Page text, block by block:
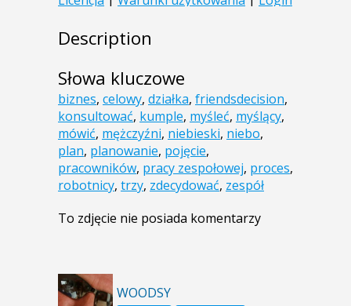
Description
Słowa kluczowe
biznes, celowy, działka, friendsdecision,
konsultować, kumple, myśleć, myślący,
mówić, mężczyźni, niebieski, niebo,
plan, planowanie, pojęcie,
pracowników, pracy zespołowej, proces,
robotnicy, trzy, zdecydować, zespół
To zdjęcie nie posiada komentarzy
WOODSY